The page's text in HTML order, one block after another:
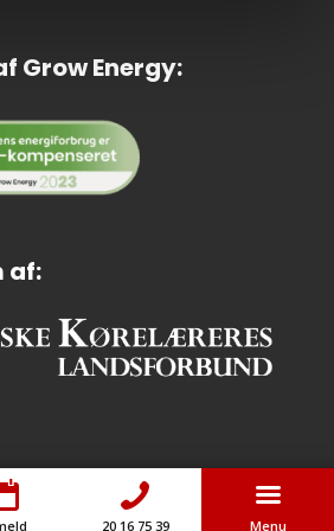
Grow Energy:
af:
20 16 75 39 Menu
- Rødovre Køreskole ApS